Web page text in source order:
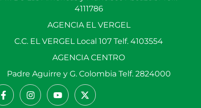
4111786
AGENCIA EL VERGEL
C.C. EL VERGEL Local 107 Telf. 4103554
AGENCIA CENTRO
Padre Aguirre y G. Colombia Telf. 2824000